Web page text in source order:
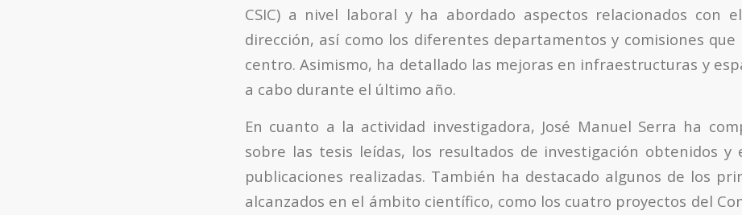
CSIC) a nivel laboral y ha abordado aspectos relacionados con
dirección, así como los diferentes departamentos y comisiones
centro. Asimismo, ha detallado las mejoras en infraestructuras y
a cabo durante el último año.
En cuanto a la actividad investigadora, José Manuel Serra ha
sobre las tesis leídas, los resultados de investigación obtenidos y
publicaciones realizadas. También ha destacado algunos de los
alcanzados en el ámbito científico, como los cuatro proyectos del